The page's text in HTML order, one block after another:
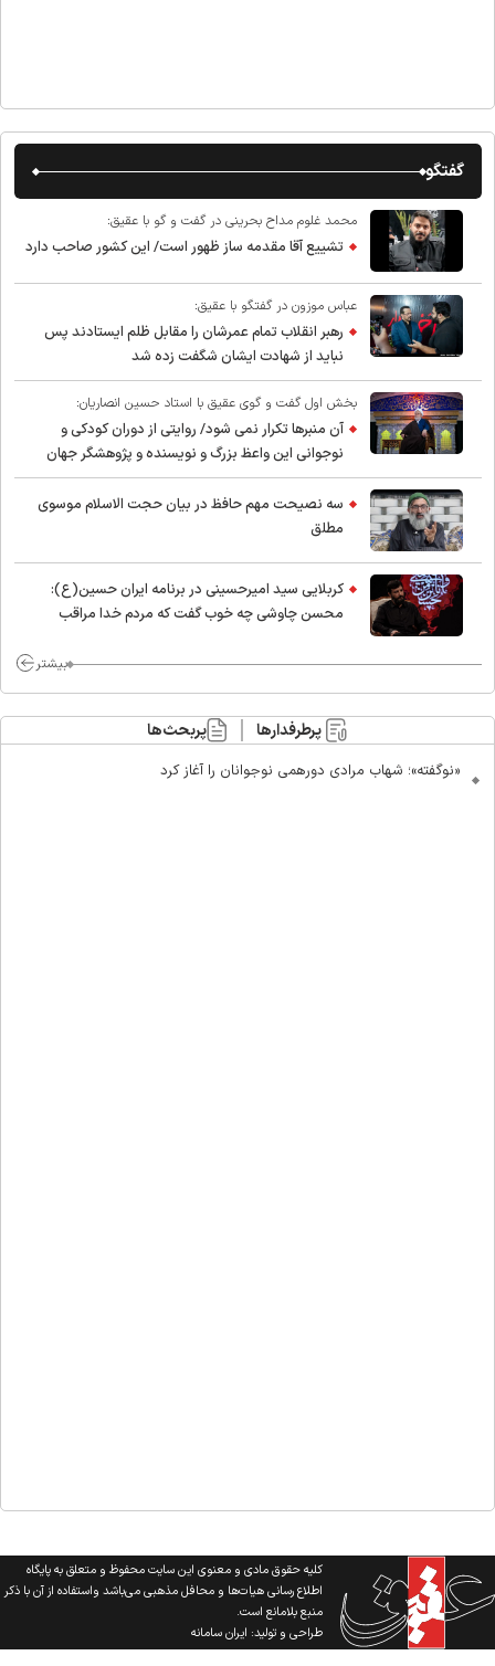
گفتگو
محمد غلوم مداح بحرینی در گفت و گو با عقیق:
تشییع آقا مقدمه ساز ظهور است/ این کشور صاحب دارد
عباس موزون در گفتگو با عقیق:
رهبر انقلاب تمام عمرشان را مقابل ظلم ایستادند پس
نباید از شهادت ایشان شگفت زده شد
بخش اول گفت و گوی عقیق با استاد حسین انصاریان:
آن منبرها تکرار نمی شود/ روایتی از دوران کودکی و
نوجوانی این واعظ بزرگ و نویسنده و پژوهشگر جهان
اسلام
سه نصیحت مهم حافظ در بیان حجت الاسلام موسوی
مطلق
کربلایی سید امیر‌حسینی در برنامه ایران حسین(ع):
محسن چاوشی چه خوب گفت که مردم خدا مراقب
بیشتر
پرطرفدارها پربحث‌ها
«نوگفته»؛ شهاب مرادی دورهمی نوجوانان را آغاز کرد
کلیه حقوق مادی و معنوی این سایت محفوظ و متعلق به پایگاه
اطلاع رسانی هیات‌ها و محافل مذهبی می‌باشد واستفاده از آن با ذکر
منبع بلامانع است.
طراحی و تولید:ایران سامانه